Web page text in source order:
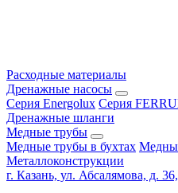
Расходные материалы
Дренажные насосы
Серия Energolux Серия
Дренажные шланги
Медные трубы
Медные трубы в бухтах
Металлоконструкции
г. Казань, ул. Абсалямова, д.